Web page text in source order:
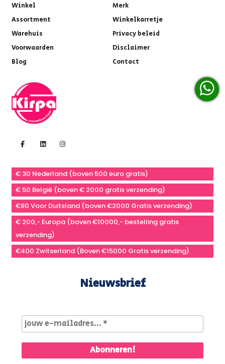
Winkel
Merk
Assortment
Winkelkarretje
Warehuis
Privacy beleid
Voorwaarden
Disclaimer
Blog
Contact
€ 30 Nederland (boven 500 euro gratis)
€ 50 België (boven € 2000 gratis verzending)
€80 Voor Duitsland (boven €2000 Gratis verzending)
€ 200,- Europa (boven €10000,- bestelling gratis
verzending)
€400 Zwitserland (Boven €15000 Gratis verzending)
Nieuwsbrief